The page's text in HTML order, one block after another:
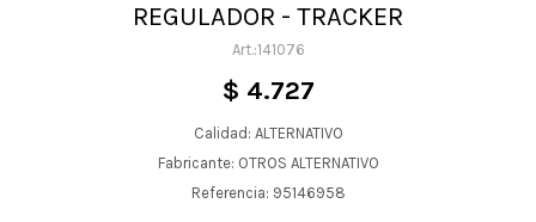
REGULADOR - TRACKER
141076
$ 4.727
Calidad: ALTERNATIVO
Fabricante: OTROS ALTERNATIVO
Referencia: 95146958